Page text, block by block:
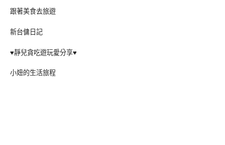
跟著美食去旅遊
新台傭日記
♥靜兒貪吃遊玩愛分享♥
小妞的生活旅程